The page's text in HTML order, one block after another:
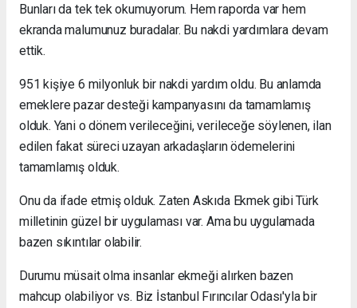
Bunları da tek tek okumuyorum. Hem raporda var hem
ekranda malumunuz buradalar. Bu nakdi yardımlara devam
ettik.
951 kişiye 6 milyonluk bir nakdi yardım oldu. Bu anlamda
emeklere pazar desteği kampanyasını da tamamlamış
olduk. Yani o dönem verileceğini, verileceğe söylenen, ilan
edilen fakat süreci uzayan arkadaşların ödemelerini
tamamlamış olduk.
Onu da ifade etmiş olduk. Zaten Askıda Ekmek gibi Türk
milletinin güzel bir uygulaması var. Ama bu uygulamada
bazen sıkıntılar olabilir.
Durumu müsait olma insanlar ekmeği alırken bazen
mahcup olabiliyor vs. Biz İstanbul Fırıncılar Odası'yla bir